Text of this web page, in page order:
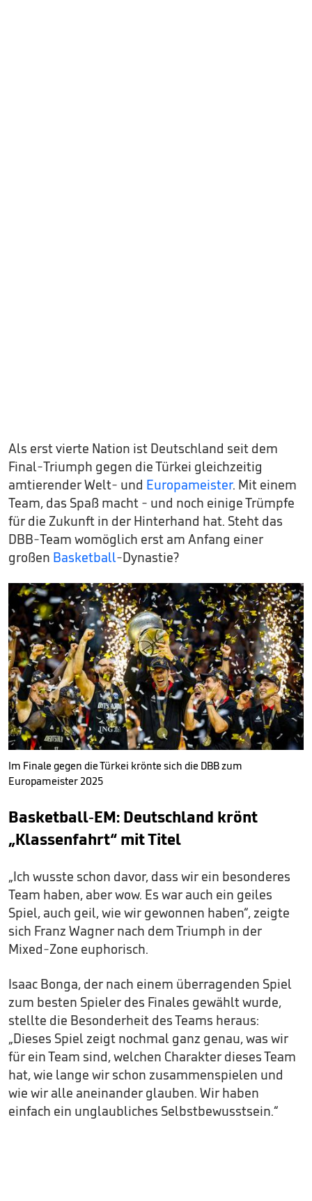
Als erst vierte Nation ist Deutschland seit dem
Final-Triumph gegen die Türkei gleichzeitig
amtierender Welt- und Europameister. Mit einem
Team, das Spaß macht - und noch einige Trümpfe
für die Zukunft in der Hinterhand hat. Steht das
DBB-Team womöglich erst am Anfang einer
großen Basketball-Dynastie?
Im Finale gegen die Türkei krönte sich die DBB zum
Europameister 2025
Basketball-EM: Deutschland krönt
„Klassenfahrt“ mit Titel
„Ich wusste schon davor, dass wir ein besonderes
Team haben, aber wow. Es war auch ein geiles
Spiel, auch geil, wie wir gewonnen haben“, zeigte
sich Franz Wagner nach dem Triumph in der
Mixed-Zone euphorisch.
Isaac Bonga, der nach einem überragenden Spiel
zum besten Spieler des Finales gewählt wurde,
stellte die Besonderheit des Teams heraus:
„Dieses Spiel zeigt nochmal ganz genau, was wir
für ein Team sind, welchen Charakter dieses Team
hat, wie lange wir schon zusammenspielen und
wie wir alle aneinander glauben. Wir haben
einfach ein unglaubliches Selbstbewusstsein.“